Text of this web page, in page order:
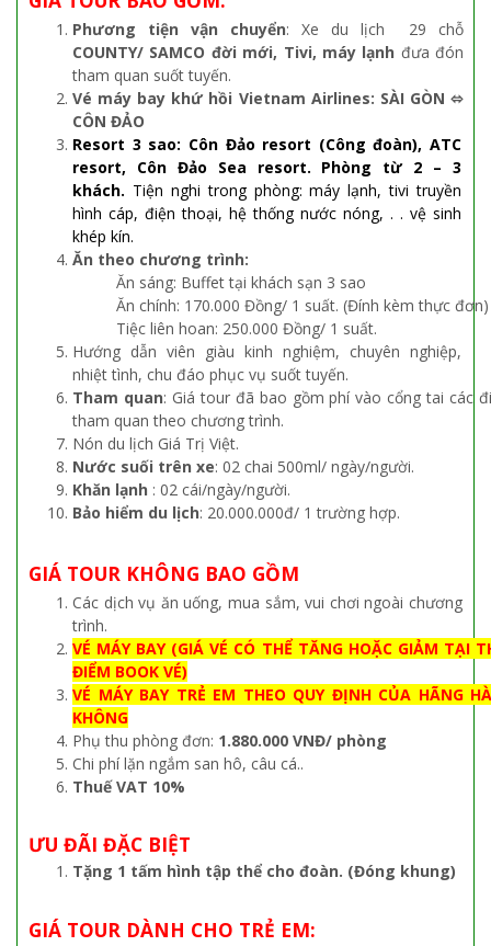
Phương tiện vận chuyển: Xe du lịch 29 chỗ
COUNTY/ SAMCO đời mới, Tivi, máy lạnh đưa đón
tham quan suốt tuyến.
Vé máy bay khứ hồi Vietnam Airlines: SÀI GÒN ⬄
CÔN ĐẢO
Resort 3 sao: Côn Đảo resort (Công đoàn), ATC
resort, Côn Đảo Sea resort. Phòng từ 2 – 3
khách. Tiện nghi trong phòng: máy lạnh, tivi truyền
hình cáp, điện thoại, hệ thống nước nóng, . . vệ sinh
khép kín.
Ăn theo chương trình:
Ăn sáng: Buffet tại khách sạn 3 sao
Ăn chính: 170.000 Đồng/ 1 suất. (Đính kèm thực đơn)
Tiệc liên hoan: 250.000 Đồng/ 1 suất.
Hướng dẫn viên giàu kinh nghiệm, chuyên nghiệp,
nhiệt tình, chu đáo phục vụ suốt tuyến.
Tham quan: Giá tour đã bao gồm phí vào cổng tai các
tham quan theo chương trình.
Nón du lịch Giá Trị Việt.
Nước suối trên xe: 02 chai 500ml/ ngày/người.
Khăn lạnh : 02 cái/ngày/người.
Bảo hiểm du lịch: 20.000.000đ/ 1 trường hợp.
GIÁ TOUR KHÔNG BAO GỒM
Các dịch vụ ăn uống, mua sắm, vui chơi ngoài chương
trình.
VÉ MÁY BAY (GIÁ VÉ CÓ THỂ TĂNG HOẶC GIẢM TẠI
ĐIỂM BOOK VÉ)
VÉ MÁY BAY TRẺ EM THEO QUY ĐỊNH CỦA HÃNG
KHÔNG
Phụ thu phòng đơn: 1.880.000 VNĐ/ phòng
Chi phí lặn ngắm san hô, câu cá..
Thuế VAT 10%
ƯU ĐÃI ĐẶC BIỆT
Tặng 1 tấm hình tập thể cho đoàn. (Đóng khung)
GIÁ TOUR DÀNH CHO TRẺ EM: